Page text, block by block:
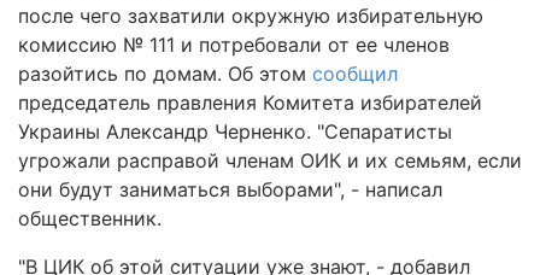
после чего захватили окружную избирательную
комиссию № 111 и потребовали от ее членов
разойтись по домам. Об этом сообщил
председатель правления Комитета избирателей
Украины Александр Черненко. "Сепаратисты
угрожали расправой членам ОИК и их семьям, если
они будут заниматься выборами", - написал
общественник.
"В ЦИК об этой ситуации уже знают, - добавил